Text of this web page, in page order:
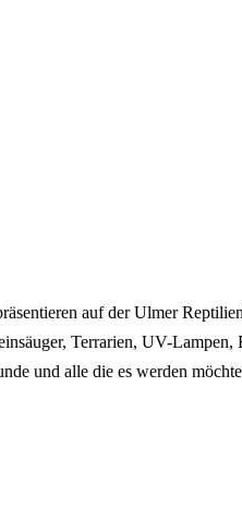
auf der Ulmer
Terrarien, UV-
und alle die es werden